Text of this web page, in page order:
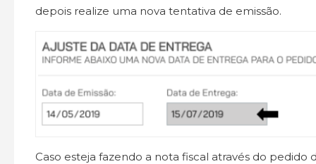
depois realize uma nova tentativa de emissão.
Caso esteja fazendo a nota fiscal através do pedido